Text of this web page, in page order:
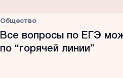
Общество
Все вопросы по ЕГЭ
по “горячей линии”